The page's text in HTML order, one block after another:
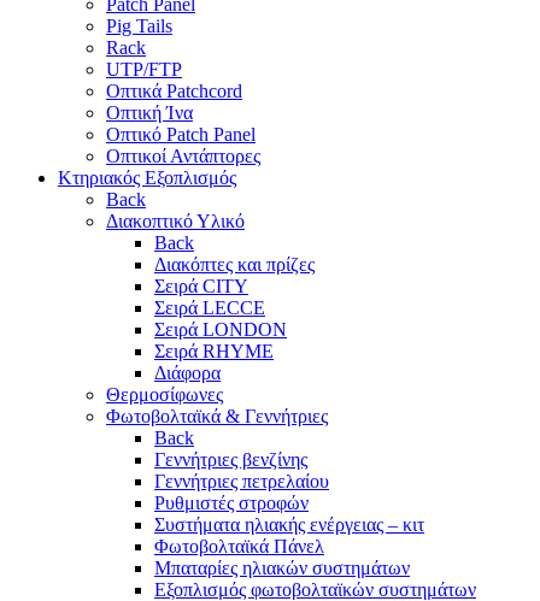
Pig Tails
Rack
UTP/FTP
Οπτικά Patchcord
Οπτική Ίνα
Οπτικό Patch Panel
Οπτικοί Αντάπτορες
Κτηριακός Εξοπλισμός
Back
Διακοπτικό Υλικό
Back
Διακόπτες και πρίζες
Σειρά CITY
Σειρά LECCE
Σειρά LONDON
Σειρά RHYME
Διάφορα
Θερμοσίφωνες
Φωτοβολταϊκά & Γεννήτριες
Back
Γεννήτριες βενζίνης
Γεννήτριες πετρελαίου
Ρυθμιστές στροφών
Συστήματα ηλιακής ενέργειας – κιτ
Φωτοβολταϊκά Πάνελ
Μπαταρίες ηλιακών συστημάτων
Εξοπλισμός φωτοβολταϊκών συστημάτων